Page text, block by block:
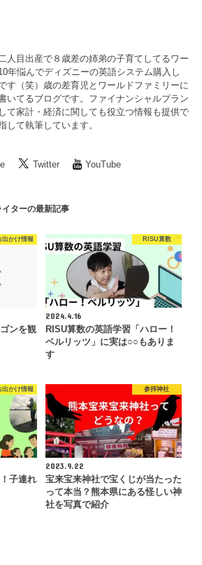
人目出産で８歳差の姉弟の子育てしてるワー
年悩んでディズニーの英語システム購入し
す（笑）歳の差育児とワールドファミリーに
いてるブログです。ファイナンシャルプラン
て家計・経済に関しても役立つ情報も提供で
して執筆しています。
Twitter YouTube
イターの最新記事
出かけ情報
ンを観
RISU算数
2024.4.16
RISU算数の英語学習「ハロー！
ベルリッツ」に実は○○もありま
す
出かけ情報
子連れ
参拝神社
2023.9.22
宝来宝来神社で宝くじが当たった
って本当？熊本県にある怪しい神
社を写真で紹介